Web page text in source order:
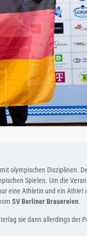
olympischen Disziplinen.
Spielen. Um die
eine Athletin und ein
SV Berliner Brauereien.
sie dann allerdings der